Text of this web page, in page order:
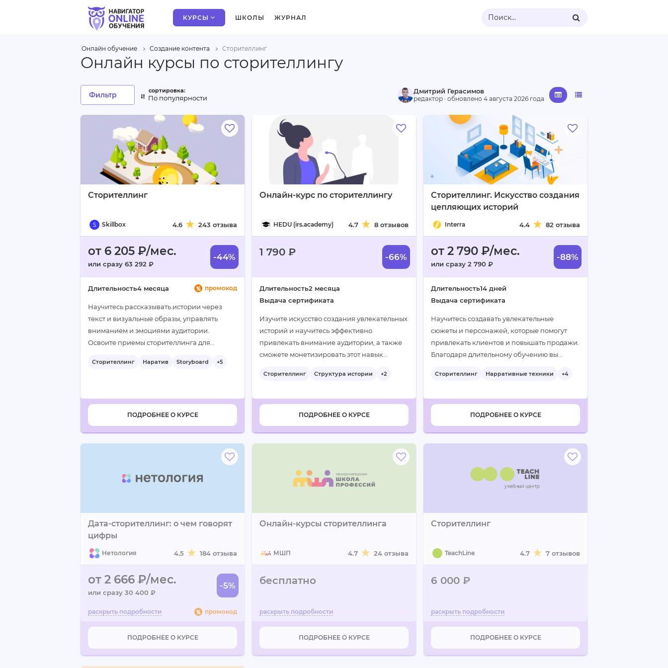
КУРСЫ ШКОЛЫ ЖУРНАЛ Поиск...
Онлайн обучение Создание контента Сторителлинг
Онлайн курсы по сторителлингу
Сторителлинг
Skillbox 4.6 243 отзыва
от 6 205 ₽/мес.
или сразу 63 292 ₽
-44%
промокод
Длительность4 месяца
Научитесь рассказывать истории через
текст и визуальные образы, управлять
вниманием и эмоциями аудитории.
Освоите приемы сторителлинга для
более увлекательными и убедительными…
Сторителлинг Наратив Storyboard +5
ПОДРОБНЕЕ О КУРСЕ
Онлайн-курс по сторителлингу
HEDU (irs.academy) 4.7 8 отзывов
1 790 ₽ -66%
Длительность2 месяца
Выдача сертификата
Изучите искусство создания увлекательных
историй и научитесь эффективно
привлекать внимание аудитории, а также
сможете монетизировать этот навык…
Сторителлинг Структура истории +2
ПОДРОБНЕЕ О КУРСЕ
Сторителлинг. Искусство создания
цепляющих историй
Interra 4.4 82 отзыва
от 2 790 ₽/мес.
или сразу 2 790 ₽
-88%
Длительность14 дней
Выдача сертификата
Научитесь создавать увлекательные
сюжеты и персонажей, которые помогут
привлекать клиентов и повышать продажи.
Благодаря длительному обучению вы
глубоком уровне…
Сторителлинг Нарративные техники +4
ПОДРОБНЕЕ О КУРСЕ
Дата-сторителлинг: о чем говорят
цифры
Нетология 4.5 184 отзыва
от 2 666 ₽/мес.
или сразу 30 400 ₽
-5%
промокод
ПОДРОБНЕЕ О КУРСЕ
Онлайн-курсы сторителлинга
МШП 4.7 24 отзыва
бесплатно
ПОДРОБНЕЕ О КУРСЕ
Сторителлинг
TeachLine 4.7 7 отзывов
6 000 ₽
ПОДРОБНЕЕ О КУРСЕ
Дмитрий Герасимов
редактор · обновлено 4 августа 2026 года
Фильтр По популярности